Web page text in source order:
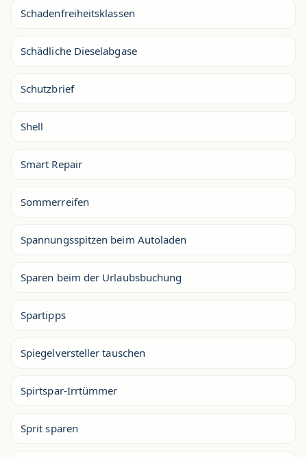
Schadenfreiheitsklassen
Schädliche Dieselabgase
Schutzbrief
Shell
Smart Repair
Sommerreifen
Spannungsspitzen beim Autoladen
Sparen beim der Urlaubsbuchung
Spartipps
Spiegelversteller tauschen
Spirtspar-Irrtümmer
Sprit sparen